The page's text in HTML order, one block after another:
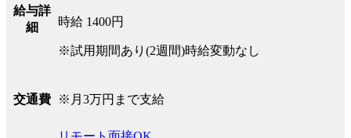
給与詳
細
時給 1400円
※試用期間あり(2週間)時給変動なし
交通費 ※月3万円まで支給